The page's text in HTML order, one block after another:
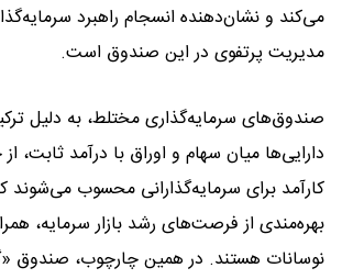
می‌کند و نشان‌دهنده انسجام راهبرد
مدیریت پرتفوی در این صندوق است.
صندوق‌های سرمایه‌گذاری مختلط، به دلیل
دارایی‌ها میان سهام و اوراق با درآمد ثابت، از
کارآمد برای سرمایه‌گذارانی محسوب می‌شوند
بهره‌مندی از فرصت‌های رشد بازار سرمایه،
نوسانات هستند. در همین چارچوب، صندوق